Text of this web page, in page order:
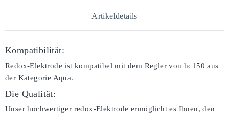
Artikeldetails
Kompatibilität:
Redox-Elektrode ist kompatibel mit dem Regler von hc150 aus
der Kategorie Aqua.
Die Qualität:
Unser hochwertiger redox-Elektrode ermöglicht es Ihnen, den